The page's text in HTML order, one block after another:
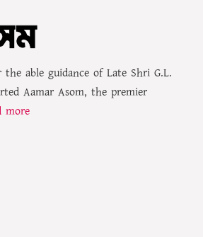
the able guidance of Late Shri G.L.
Aamar Asom, the premier
more